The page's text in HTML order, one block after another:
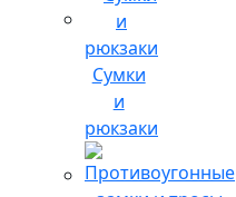
Сумки
и
рюкзаки